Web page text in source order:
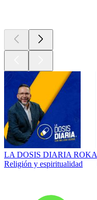
LA DOSIS DIARIA ROKA
Religión y espiritualidad